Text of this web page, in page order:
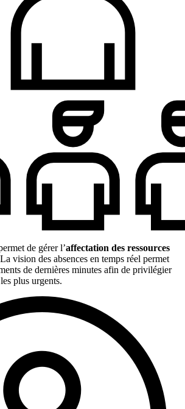
de gérer l’affectation des ressources
vision des absences en temps réel permet
de dernières minutes afin de privilégier
plus urgents.